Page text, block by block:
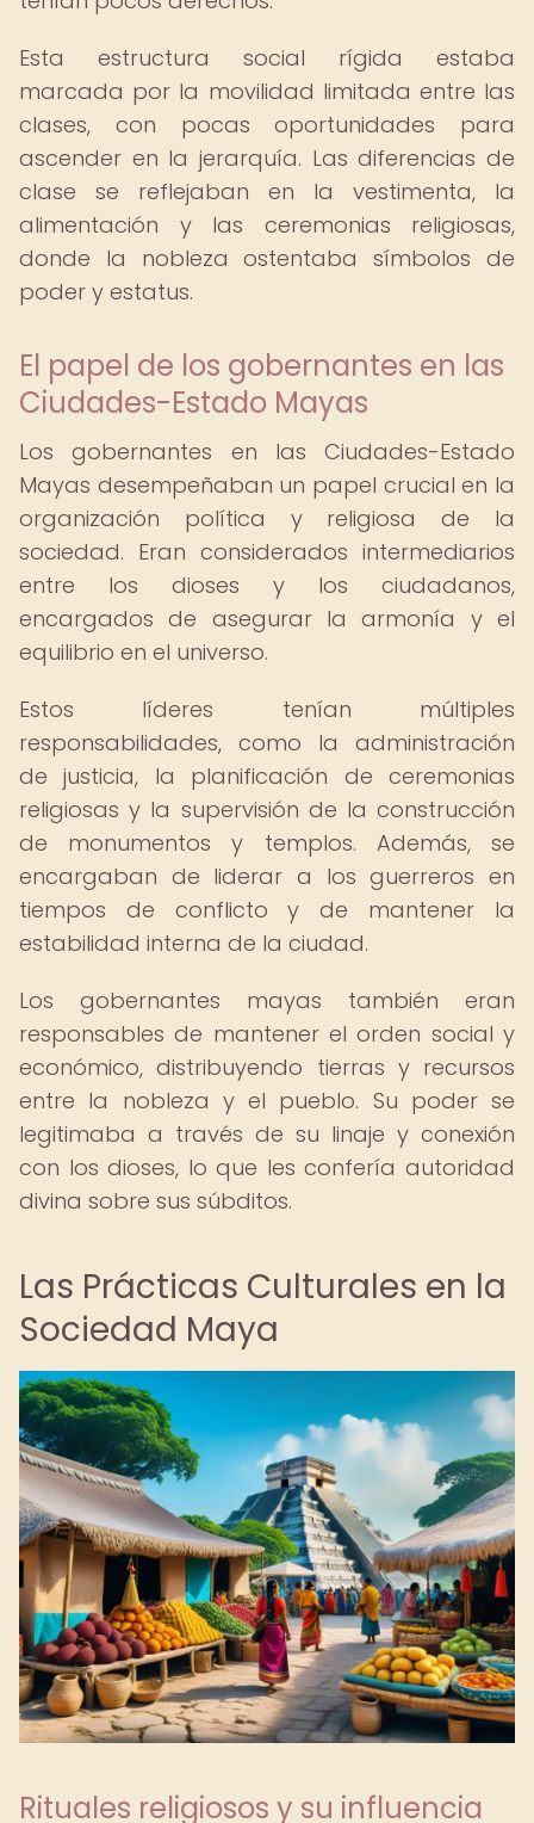
Esta estructura social rígida estaba
marcada por la movilidad limitada entre las
clases, con pocas oportunidades para
ascender en la jerarquía. Las diferencias de
clase se reflejaban en la vestimenta, la
alimentación y las ceremonias religiosas,
donde la nobleza ostentaba símbolos de
poder y estatus.
El papel de los gobernantes en las
Ciudades-Estado Mayas
Los gobernantes en las Ciudades-Estado
Mayas desempeñaban un papel crucial en la
organización política y religiosa de la
sociedad. Eran considerados intermediarios
entre los dioses y los ciudadanos,
encargados de asegurar la armonía y el
equilibrio en el universo.
Estos líderes tenían múltiples
responsabilidades, como la administración
de justicia, la planificación de ceremonias
religiosas y la supervisión de la construcción
de monumentos y templos. Además, se
encargaban de liderar a los guerreros en
tiempos de conflicto y de mantener la
estabilidad interna de la ciudad.
Los gobernantes mayas también eran
responsables de mantener el orden social y
económico, distribuyendo tierras y recursos
entre la nobleza y el pueblo. Su poder se
legitimaba a través de su linaje y conexión
con los dioses, lo que les confería autoridad
divina sobre sus súbditos.
Las Prácticas Culturales en la
Sociedad Maya
Rituales religiosos y su influencia